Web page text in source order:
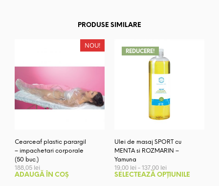
PRODUSE SIMILARE
NOU!
Cearceaf plastic parargil
– impachetari corporale
(50 buc.)
188,05 lei
ADAUGĂ ÎN COȘ
REDUCERE!
Ulei de masaj SPORT cu
MENTA si ROZMARIN –
Yamuna
19,00 lei –137,00 lei
de
prețuri:
SELECTEAZĂ OPȚIUNILE